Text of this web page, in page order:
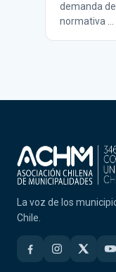
demanda
normativa …
La voz de los
Chile.